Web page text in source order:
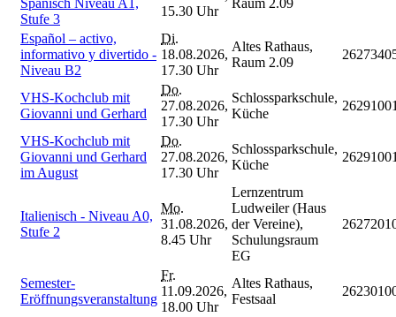
Stufe 3
15.30 Uhr
Español – activo,
informativo y divertido -
Niveau B2
Di.
18.08.2026,
17.30 Uhr
Altes Rathaus,
Raum 2.09
VHS-Kochclub mit
Giovanni und Gerhard
Do.
27.08.2026,
17.30 Uhr
Schlossparkschule,
Küche
VHS-Kochclub mit
Giovanni und Gerhard
im August
Do.
27.08.2026,
17.30 Uhr
Schlossparkschule,
Küche
Italienisch - Niveau A0,
Stufe 2
Mo.
31.08.2026,
8.45 Uhr
Lernzentrum
Ludweiler (Haus
der Vereine),
Schulungsraum
EG
Semester-
Eröffnungsveranstaltung
Fr.
11.09.2026,
18.00 Uhr
Altes Rathaus,
Festsaal